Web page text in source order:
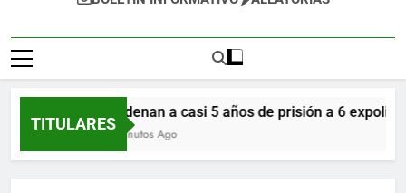
TITULARES
Condenan a casi 5 años de prisión a 6
41 Minutos Ago